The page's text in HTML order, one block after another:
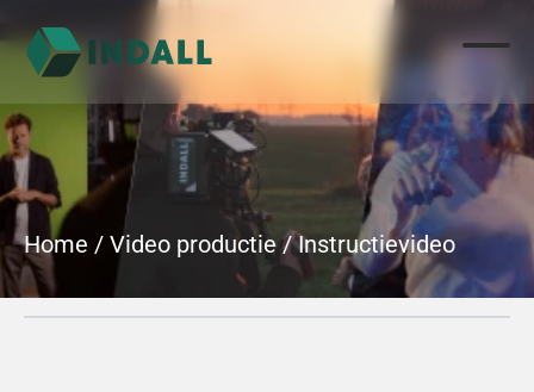
Home / Video productie / Instructievideo